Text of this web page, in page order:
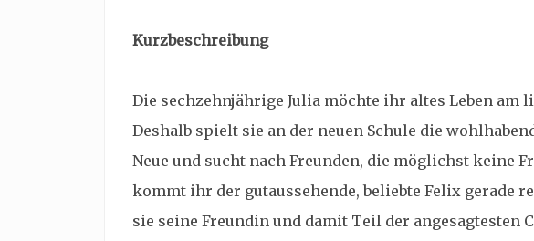
Kurzbeschreibung
Die sechzehnjährige Julia möchte ihr altes Leben am
Deshalb spielt sie an der neuen Schule die
Neue und sucht nach Freunden, die möglichst keine
kommt ihr der gutaussehende, beliebte Felix gerade
sie seine Freundin und damit Teil der angesagtesten